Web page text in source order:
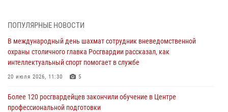
матче в Москве обеспечила Росгвардия (видео)
06 августа 2026, 08:30
Столичные росгвардейцы задержали мужчину, устроившего дебош
05 августа 2026, 12:39
ПОПУЛЯРНЫЕ НОВОСТИ
В международный день шахмат сотрудник вневедомственной
охраны столичного главка Росгвардии рассказал, как
интеллектуальный спорт помогает в службе
20 июля 2026, 11:30 5
Более 120 росгвардейцев закончили обучение в Центре
профессиональной подготовки